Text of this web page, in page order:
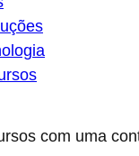
com uma